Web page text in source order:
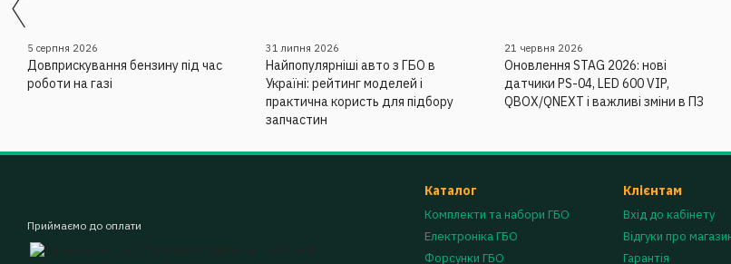
5 серпня 2026
Довприскування бензину під час
роботи на газі
31 липня 2026
Найпопулярніші авто з ГБО в
Україні: рейтинг моделей і
практична користь для підбору
запчастин
21 червня 2026
Оновлення STAG 2026: нові
датчики PS-04, LED 600 VIP,
QBOX/QNEXT і важливі зміни в ПЗ
Приймаємо до оплати
Каталог
Комплекти та набори ГБО
Електроніка ГБО
Форсунки ГБО
Клієнтам
Вхід до кабінету
Відгуки про
Гарантія